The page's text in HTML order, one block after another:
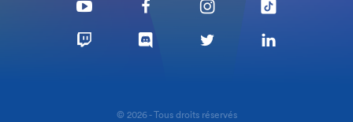
© 2026 - Tous droits réservés